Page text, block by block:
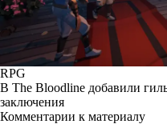
RPG
В The Bloodline добавили
заключения
Комментарии к материалу